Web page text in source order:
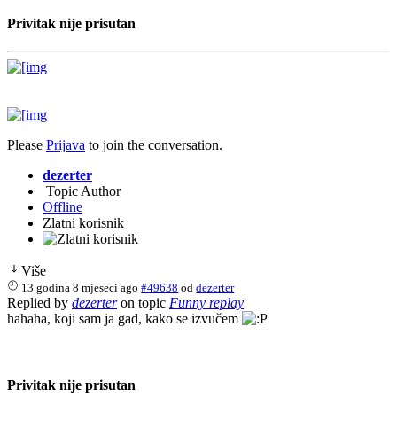
Privitak nije prisutan
Please Prijava to join the conversation.
dezerter
Topic Author
Offline
Zlatni korisnik
Više
13 godina 8 mjeseci ago #49638 oddezerter
Replied by dezerteron topic Funny replay
hahaha, koji sam ja gad, kako se izvučem
Privitak nije prisutan